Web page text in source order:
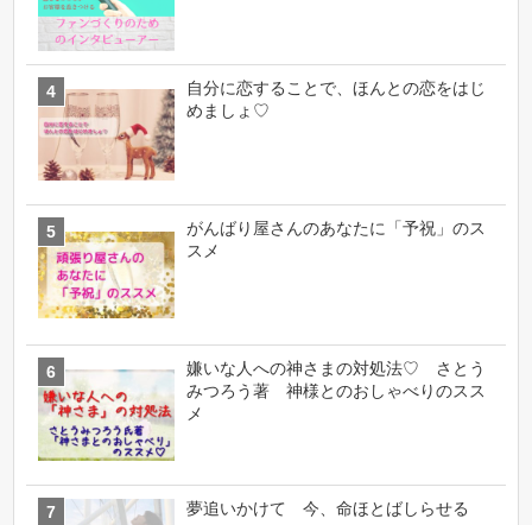
自分に恋することで、ほんとの恋をはじ
めましょ♡
がんばり屋さんのあなたに「予祝」のス
スメ
嫌いな人への神さまの対処法♡ さとう
みつろう著 神様とのおしゃべりのスス
メ
夢追いかけて 今、命ほとばしらせる